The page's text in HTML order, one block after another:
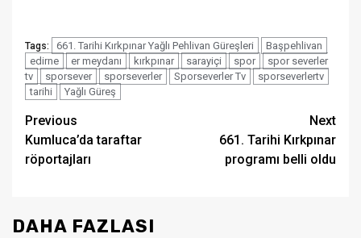
Tags: 661. Tarihi Kırkpınar Yağlı Pehlivan Güreşleri
Başpehlivan
edirne
er meydanı kırkpınar sarayiçi spor
spor severler
tv
sporsever sporseverler Sporseverler Tv
sporseverlertv
tarihi
Yağlı Güreş
Post
navigation
Previous
Kumluca’da taraftar
röportajları
Next
661. Tarihi Kırkpınar
programı belli oldu
DAHA FAZLASI